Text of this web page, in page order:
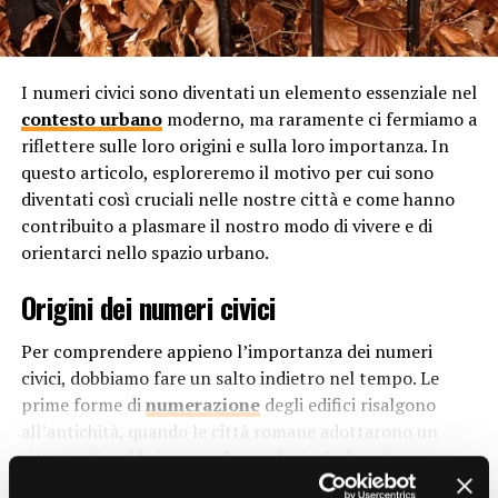
può fiorire. Quando l’ambiente è tranquillo, è più facile
per le persone esplorare nuove idee, risolvere problemi
permette alle menti dei dipendenti di vagare
liberamente, incoraggiando la generazione di nuove
soluzioni e concetti originali.
Riduzione dello Stress
Il rumore eccessivo possono causare stress e ansia nei
avere effetti calmanti sul sistema nervoso, riducendo i
livelli di stress e promuovendo il benessere mentale.
Offrire agli impiegati un ambiente di lavoro tranquillo
può contribuire a creare un clima più rilassato e
positivo.
Comunicazione Efficace
I numeri civici sono diventati un elemento essenziale nel
contesto urbanomoderno, ma raramente ci fermiamo a
riflettere sulle loro origini e sulla loro importanza. In
questo articolo, esploreremo il motivo per cui sono
diventati così cruciali nelle nostre città e come hanno
contribuito a plasmare il nostro modo di vivere e di
orientarci nello spazio urbano.
Origini dei numeri civici
Per comprendere appieno l’importanza dei numeri
civici, dobbiamo fare un salto indietro nel tempo. Le
prime forme dinumerazionedegli edifici risalgono
all’antichità, quando le città romane adottarono un
sistema di suddivisione urbana che includeva la
numerazione degli edifici. Tuttavia, questo sistema era